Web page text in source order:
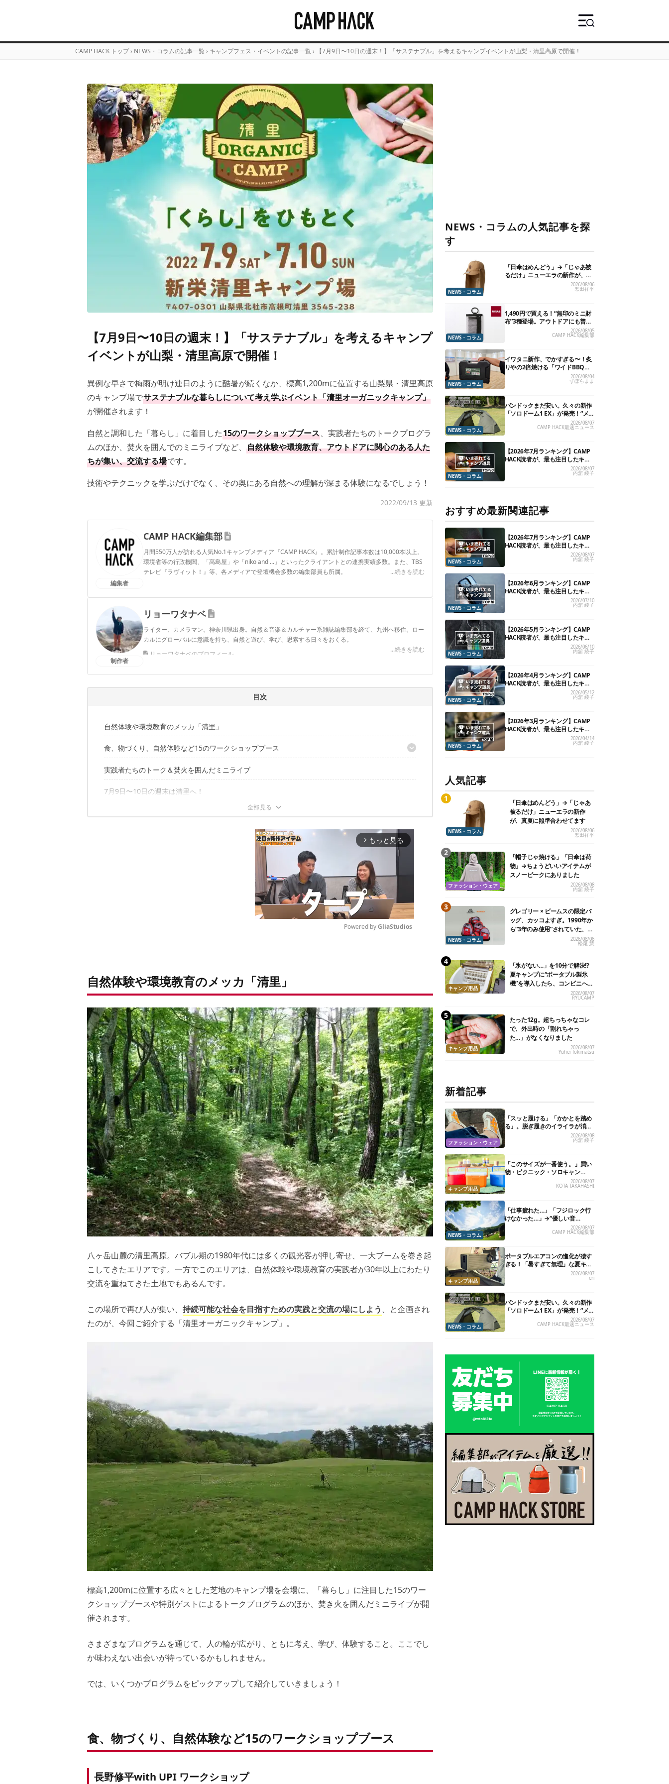
CAMP HACK トップ › NEWS・コラムの記事一覧 › キャンプフェス・イベントの記事一覧 › 【7月9日〜10日の週末！】「サステナブル」を考えるキャンプイベントが山梨・清里高原で開催！
【7月9日〜10日の週末！】「サステナブル」を考えるキャンプ
イベントが山梨・清里高原で開催！
異例な早さで梅雨が明け連日のように酷暑が続くなか、標高1,200mに位置する山梨県・清里高原
のキャンプ場でサステナブルな暮らしについて考え学ぶイベント「清里オーガニックキャンプ」
が開催されます！
自然と調和した「暮らし」に着目した15のワークショップブース、実践者たちのトークプログラ
ムのほか、焚火を囲んでのミニライブなど、 自然体験や環境教育、アウトドアに関心のある人た
ちが集い、交流する場です。
技術やテクニックを学ぶだけでなく、その奥にある自然への理解が深まる体験になるでしょう！
2022/09/13 更新
編集者
CAMP HACK編集部
月間550万人が訪れる人気No.1キャンプメディア『CAMP HACK』。累計制作記事本数は10,000本以上。
環境省等の行政機関、「髙島屋」や「niko and ...」といったクライアントとの連携実績多数。また、TBS
テレビ『ラヴィット！』等、各メディアで登壇機会多数の編集部員も所属。
...続きを読む
制作者
リョーワタナベ
ライター、カメラマン。神奈川県出身。自然＆音楽＆カルチャー系雑誌編集部を経て、九州へ移住。ロー
カルにグローバルに意識を持ち、自然と遊び、学び、思索する日々をおくる。
...続きを読む
リョーワタナベのプロフィール
目次
自然体験や環境教育のメッカ「清里」
食、物づくり、自然体験など15のワークショップブース
長野修平with UPI ワークショップ
棒とロープでどこまでも!? 森の伝統技法「ぶり縄体験」
羊毛で糸を紡ぐ
実践者たちのトーク＆焚火を囲んだミニライブ
7月9日〜10日の週末は清里へ！
arrow_forward_ios もっと見る
Powered by GliaStudios
自然体験や環境教育のメッカ「清里」
八ヶ岳山麓の清里高原。バブル期の1980年代には多くの観光客が押し寄せ、一大ブームを巻き起
こしてきたエリアです。一方でこのエリアは、自然体験や環境教育の実践者が30年以上にわたり
交流を重ねてきた土地でもあるんです。
この場所で再び人が集い、 持続可能な社会を目指すための実践と交流の場にしよう 、と企画され
たのが、今回ご紹介する「清里オーガニックキャンプ」。
標高1,200mに位置する広々とした芝地のキャンプ場を会場に、「暮らし」に注目した15のワー
クショップブースや特別ゲストによるトークプログラムのほか、焚き火を囲んだミニライブが開
催されます。
さまざまなプログラムを通じて、人の輪が広がり、ともに考え、学び、体験すること。ここでし
か味わえない出会いが待っているかもしれません。
では、いくつかプログラムをピックアップして紹介していきましょう！
食、物づくり、自然体験など15のワークショップブース
長野修平with UPI ワークショップ
NEWS・コラムの人気記事を探
す
NEWS・コラム
「日傘はめんどう」→「じゃあ被
るだけ」ニューエラの新作が、真
2026/08/06
黒田祥平
NEWS・コラム
1,490円で買える！“無印のミニ財
布”3種登場。アウトドアにも普段
2026/08/05
CAMP HACK編集部
NEWS・コラム
イワタニ新作、でかすぎる〜！炙
りやの2倍焼ける「ワイドBBQグ
リル」で“豪快焼肉”できるよ【再
販開始】
2026/08/04
ずぼらまま
NEWS・コラム
バンドックまだ安い。久々の新作
「ソロドーム1 EX」が発売！“メ
ッシュインナー”だけでも使える
よ【防災も◎】
2026/08/07
CAMP HACK最速ニュース
NEWS・コラム
【2026年7月ランキング】CAMP
HACK読者が、最も注目したキャ
2026/08/07
内舘 綾子
おすすめ最新関連記事
NEWS・コラム
【2026年7月ランキング】CAMP
HACK読者が、最も注目したキャ
2026/08/07
内舘 綾子
NEWS・コラム
【2026年6月ランキング】CAMP
HACK読者が、最も注目したキャ
2026/07/10
内舘 綾子
NEWS・コラム
【2026年5月ランキング】CAMP
HACK読者が、最も注目したキャ
ンプ道具TOP10
2026/06/10
内舘 綾子
NEWS・コラム
【2026年4月ランキング】CAMP
HACK読者が、最も注目したキャ
ンプ道具TOP10
2026/05/12
内舘 綾子
NEWS・コラム
【2026年3月ランキング】CAMP
HACK読者が、最も注目したキャ
ンプ道具TOP10
2026/04/14
内舘 綾子
人気記事
NEWS・コラム
「日傘はめんどう」→「じゃあ
被るだけ」ニューエラの新作
が、真夏に照準合わせてます
2026/08/06
黒田祥平
ファッション・ウェア
「帽子じゃ焼ける」「日傘は荷
物」→ちょうどいいアイテムが
スノーピークにありました
2026/08/08
内舘 綾子
NEWS・コラム
グレゴリー × ビームスの限定バ
ッグ、カッコよすぎ。1990年か
ら“3年のみ使用”されていた、紫
2026/08/06
松尾 慧
キャンプ用品
「氷がない…」を10分で解決!?
夏キャンプに“ポータブル製氷
機”を導入したら、コンビニへ走
2026/08/07
RYUCAMP
キャンプ用品
たった12g。超ちっちゃなコレ
で、外出時の「割れちゃっ
た…」がなくなりました
2026/08/07
Yuhei Tokimatsu
新着記事
ファッション・ウェア
「スッと履ける」「かかとを踏め
る」。脱ぎ履きのイライラが消え
る快適“スニーカーサンダル”6選
2026/08/08
内舘 綾子
キャンプ用品
「このサイズが一番使う。」買い
物・ピクニック・ソロキャン
に“ちょうどいい”小型クーラーボ
ックス13選
2026/08/07
KOTA TAKAHASHI
NEWS・コラム
「仕事疲れた…」「フジロック行
けなかった…」→“優しい音
楽”と“大きな自然”で治癒。まだ間
に合います。
2026/08/07
CAMP HACK編集部
キャンプ用品
ポータブルエアコンの進化が凄す
ぎる！「暑すぎて無理」な夏キャ
ンプを激変させる最新5選2026/08/07
eri
NEWS・コラム
バンドックまだ安い。久々の新作
「ソロドーム1 EX」が発売！“メ
ッシュインナー”だけでも使える
よ【防災も◎】
2026/08/07
CAMP HACK最速ニュース